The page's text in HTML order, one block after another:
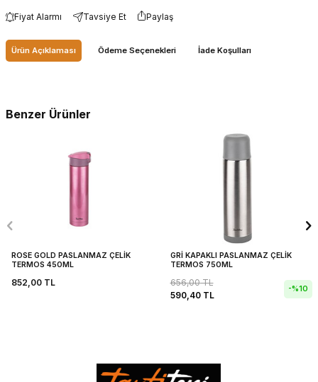
Fiyat Alarmı Tavsiye Et Paylaş
Ürün Açıklaması Ödeme Seçenekleri İade Koşulları
Benzer Ürünler
ROSE GOLD PASLANMAZ ÇELİK
TERMOS 450ML
852,00 TL
GRİ KAPAKLI PASLANMAZ ÇELİK
TERMOS 750ML
656,00TL
590,40TL
-%10